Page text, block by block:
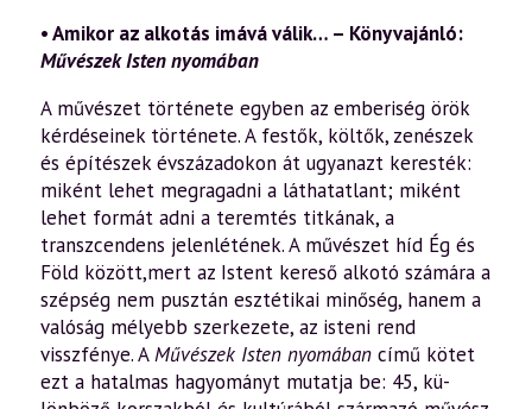
• Amikor az alkotás imává válik… – Könyvajánló:
Művészek Isten nyomában
A művészet története egyben az emberiség örök
kérdé­seinek története. A festők, költők, zenészek
és építészek évszázadokon át ugyanazt keresték:
miként lehet megra­gadni a láthatatlant; miként
lehet formát adni a terem­tés titkának, a
transzcendens jelenlétének. A művészet híd Ég és
Föld között,mert az Istent kereső alkotó számára a
szépség nem pusztán esztétikai minő­ség, hanem a
valóság mélyebb szerkezete, az isteni rend
visszfénye. AMűvészek Isten nyomában című kötet
ezt a hatalmas ha­gyományt mutatja be: 45, kü­